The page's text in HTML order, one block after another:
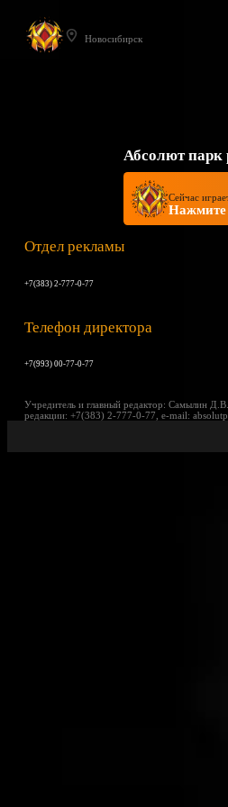
Новосибирск
Абсолют парк
Сейчас
Нажмите
Отдел рекламы
+7(383) 2-777-0-77
Телефон директора
+7(993) 00-77-0-77
Учредитель и главный редактор: Самылин
редакции: +7(383) 2-777-0-77, e-mail: